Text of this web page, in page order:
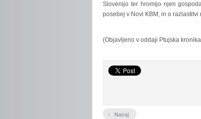
Slovenijo ter hromijo njen
posebej v Novi KBM, in o
(Objavljeno v oddaji Ptujska
‹ Nazaj